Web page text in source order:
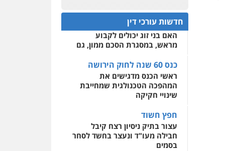
פלילי פשיעה חמורה
צווארון לבן
וחקירות
0502228917
עו"ד מוחמד סביחאת
פלילי תעבורה פשיעה
כלכלית
0525077716
עו"ד יניב זוסמן
פלילי כלכלי פשיעה
חמורה מעצרים וחקירות
0522508109
אחסון אתרים
מהירות הגנה גיבוי
לעורכי דין
מרכז התחלה חדשה
שירותים מקצועיים לעורכי
דין
0544500346
חדשות עורכי דין
המתח שבין חוק יחסי ממון
לבין חוק הירושה
האם בני זוג יכולים לקבוע
מראש, במסגרת הסכם ממון, גם
כנס 60 שנה לחוק הירושה
ראשי הכנס מדגישים את
המהפכה הטכנולגית שמחייבת
שינויי חקיקה
חפץ חשוד
עצור בתיק ניסיון רצח קיבל
חבילה מעו"ד ונעצר בחשד לסחר
בסמים